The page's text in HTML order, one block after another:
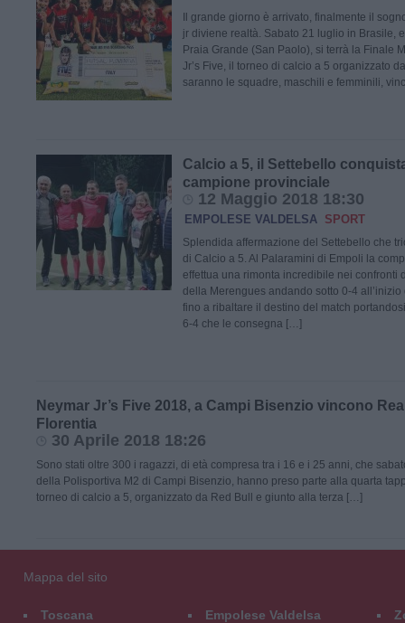
Il grande giorno è arrivato, finalmente il
jr diviene realtà. Sabato 21 luglio in Brasile,
Praia Grande (San Paolo), si terrà la Finale
Jr’s Five, il torneo di calcio a 5 organizzato
saranno le squadre, maschili e femminili,
Calcio a 5, il Settebello
campione provinciale
12 Maggio 2018 18:30
EMPOLESE VALDELSA SPORT
Splendida affermazione del Settebello che
di Calcio a 5. Al Palaramini di Empoli la
effettua una rimonta incredibile nei confronti
della Merengues andando sotto 0-4
fino a ribaltare il destino del match
6-4 che le consegna […]
Neymar Jr’s Five 2018, a Campi Bisenzio vincono
Florentia
30 Aprile 2018 18:26
Sono stati oltre 300 i ragazzi, di età compresa tra i 16 e i 25 anni, che
della Polisportiva M2 di Campi Bisenzio, hanno preso parte alla quarta
torneo di calcio a 5, organizzato da Red Bull e giunto alla terza […]
Mappa del sito
Toscana
Empolese Valdelsa